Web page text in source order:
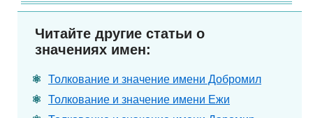
Читайте другие статьи о
значениях имен:
Толкование и значение имени Добромил
Толкование и значение имени Ежи